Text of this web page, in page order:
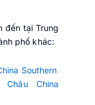
đến tại Trung
phố khác:
Southern
China